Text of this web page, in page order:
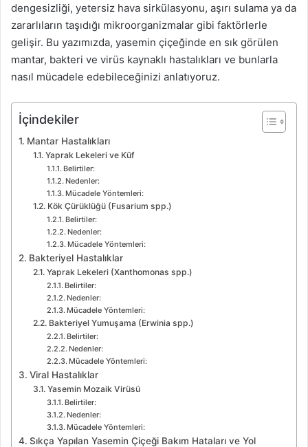
dengesizliği, yetersiz hava sirkülasyonu, aşırı sulama ya da
zararlıların taşıdığı mikroorganizmalar gibi faktörlerle
gelişir. Bu yazımızda, yasemin çiçeğinde en sık görülen
mantar, bakteri ve virüs kaynaklı hastalıkları ve bunlarla
nasıl mücadele edebileceğinizi anlatıyoruz.
İçindekiler
Mantar Hastalıkları
Yaprak Lekeleri ve Küf
Belirtiler:
Nedenler:
Mücadele Yöntemleri:
Kök Çürüklüğü (Fusarium spp.)
Belirtiler:
Nedenler:
Mücadele Yöntemleri:
Bakteriyel Hastalıklar
Yaprak Lekeleri (Xanthomonas spp.)
Belirtiler:
Nedenler:
Mücadele Yöntemleri:
Bakteriyel Yumuşama (Erwinia spp.)
Belirtiler:
Nedenler:
Mücadele Yöntemleri:
Viral Hastalıklar
Yasemin Mozaik Virüsü
Belirtiler:
Nedenler:
Mücadele Yöntemleri:
Sıkça Yapılan Yasemin Çiçeği Bakım Hataları ve Yol